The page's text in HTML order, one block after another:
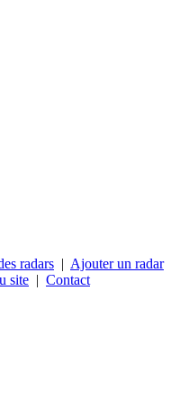
radars | Ajouter un radar
site | Contact